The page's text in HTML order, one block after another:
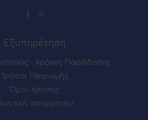
Εξυπηρέτηση
- Χρόνος Παράδοσης
Τρόποι Πληρωμής
Όροι Χρήσης
απορρήτου